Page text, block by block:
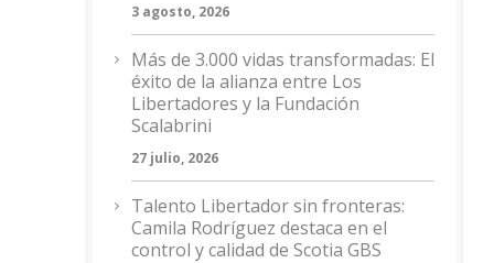
3 agosto, 2026
Más de 3.000 vidas transformadas: El
éxito de la alianza entre Los
Libertadores y la Fundación
Scalabrini
27 julio, 2026
Talento Libertador sin fronteras:
Camila Rodríguez destaca en el
control y calidad de Scotia GBS